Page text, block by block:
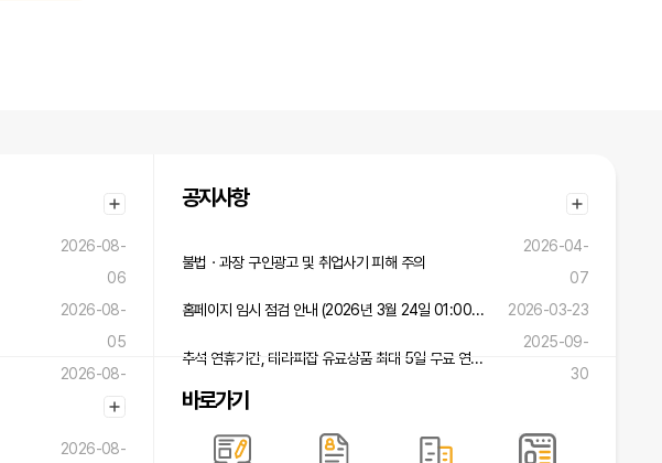
2026-08-
06
2026-08-
05
2026-08-
05
2026-08-
공지사항
불법ㆍ과장 구인광고 및 취업사기 피해 주의
2026-04-
07
홈페이지 임시 점검 안내 (2026년 3월 24일 01:00 ~ 02:00)
2026-03-23
추석 연휴기간, 테라피잡 유료상품 최대 5일 무료 연장 혜택!
2025-09-
30
바로가기